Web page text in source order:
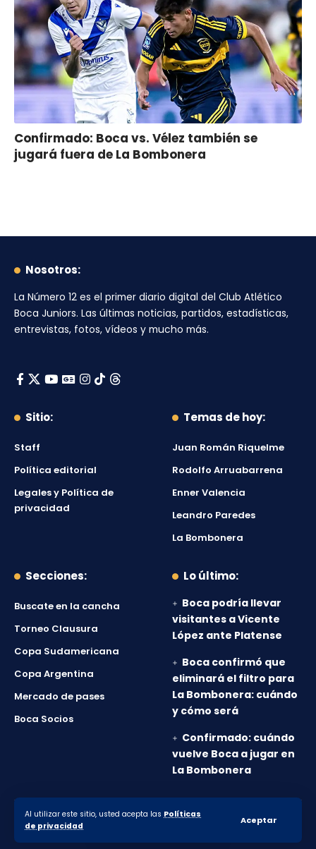
Al utilizar este sitio, usted acepta las Políticas
de privacidad
Aceptar
Confirmado: Boca vs. Vélez también se
jugará fuera de La Bombonera
Nosotros:
La Número 12 es el primer diario digital del Club Atlético
Boca Juniors. Las últimas noticias, partidos, estadísticas,
entrevistas, fotos, vídeos y mucho más.
Sitio:
Staff
Política editorial
Legales y Política de
privacidad
Temas de hoy:
Juan Román Riquelme
Rodolfo Arruabarrena
Enner Valencia
Leandro Paredes
La Bombonera
Secciones:
Buscate en la cancha
Torneo Clausura
Copa Sudamericana
Copa Argentina
Mercado de pases
Boca Socios
Lo último:
Boca podría llevar
visitantes a Vicente
López ante Platense
Boca confirmó que
eliminará el filtro para
La Bombonera: cuándo
y cómo será
Confirmado: cuándo
vuelve Boca a jugar en
La Bombonera
© 2010-2026 Lanumero12.com.ar - Todos los derechos